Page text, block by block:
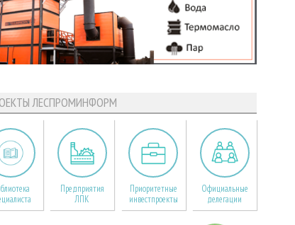
ЛЕСПРОМИНФОРМ
Предприятия
ЛПК
Приоритетные
инвестпроекты
Официальные
делегации